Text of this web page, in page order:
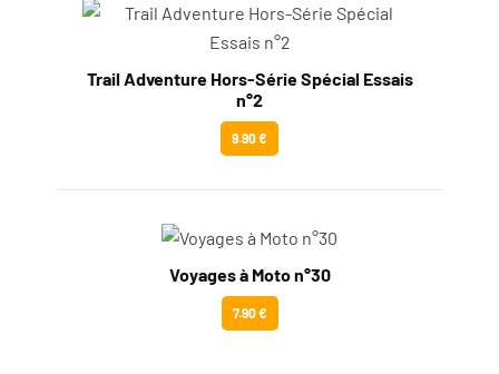
Trail Adventure Hors-Série Spécial Essais
n°2
9.90 €
Voyages à Moto n°30
7.90 €